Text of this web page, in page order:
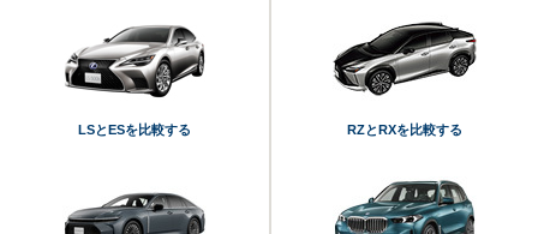
LSとESを比較する RZとRXを比較する